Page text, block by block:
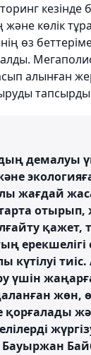
кезінде
көлік
өз
алынған
демалуы
жағдай
отырып,
ерекшелігі
күтілуі
үшін
жөн,
қорғалады
Бауыржан